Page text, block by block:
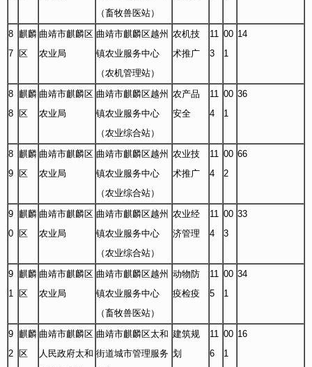
（畜牧兽医站）
8
7
麒麟
区
曲靖市麒麟区
农业局
曲靖市麒麟区越州
镇农业服务中心
（农机管理站）
农机技
术推广
11
3
00
1
14
8
8
麒麟
区
曲靖市麒麟区
农业局
曲靖市麒麟区越州
镇农业服务中心
（农业综合站）
农产品
安全
11
4
00
1
36
8
9
麒麟
区
曲靖市麒麟区
农业局
曲靖市麒麟区越州
镇农业服务中心
（农业综合站）
农业技
术推广
11
4
00
2
66
9
0
麒麟
区
曲靖市麒麟区
农业局
曲靖市麒麟区越州
镇农业服务中心
（农业综合站）
农业经
济管理
11
4
00
3
33
9
1
麒麟
区
曲靖市麒麟区
农业局
曲靖市麒麟区越州
镇农业服务中心
（畜牧兽医站）
动物防
疫检疫
11
5
00
1
34
9
2
麒麟
区
曲靖市麒麟区
人民政府太和
曲靖市麒麟区太和
街道城市管理服务
建筑规
划
11
6
00
1
16